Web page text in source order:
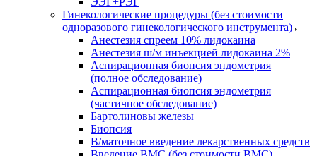
Гинекологические процедуры (без стоимости
одноразового гинекологического инструмента)
Анестезия спреем 10% лидокаина
Анестезия ш/м инъекцией лидокаина 2%
Аспирационная биопсия эндометрия
(полное обследование)
Аспирационная биопсия эндометрия
(частичное обследование)
Бартолиновы железы
Биопсия
В/маточное введение лекарственных средств